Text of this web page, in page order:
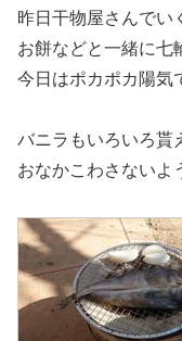
昨日干物屋さんでい
お餅などと一緒に七
今日はポカポカ陽気
バニラもいろいろ貰
おなかこわさないよ